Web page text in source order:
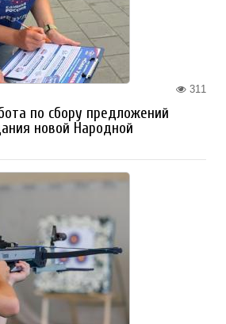
311
по сбору предложений
новой Народной